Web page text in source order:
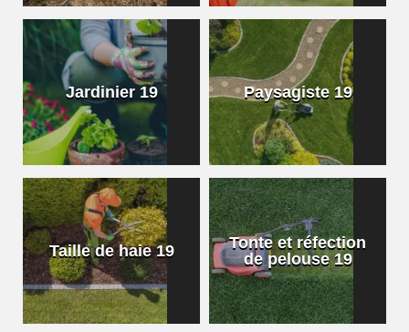
Jardinier 19 Paysagiste 19
Taille de haie 19
Tonte et réfection
de pelouse 19